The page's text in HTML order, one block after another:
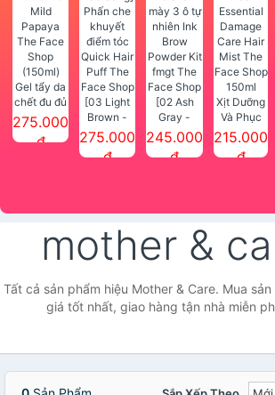
Gel tẩy da
chết đu đủ
SMART
PEELING
275.000
đ
[03 Light
Brown -
Nâu Sáng]
Phấn che
275.000
đ
[02 Ash
Gray -
Khói] Bột
kẻ chân
Face Shop
245.000
đ
Xịt Dưỡng
Và Phục
Hồi Tóc
Essential
215.000
đ
mother &
Tất cả sản phẩm hiệu Mother & Care. Mua
giá tốt nhất, giao hàng tận nhà miễn